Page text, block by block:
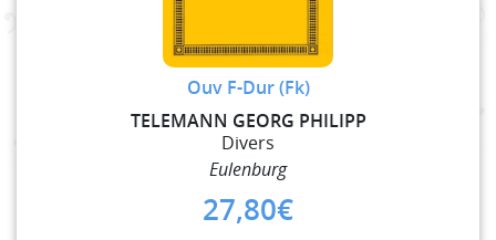
Ouv F-Dur (Fk)
TELEMANN GEORG PHILIPP
Divers
Eulenburg
27,80€